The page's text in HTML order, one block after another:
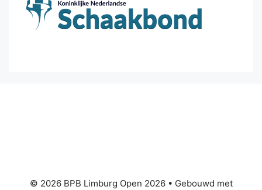
© 2026 BPB Limburg Open 2026• Gebouwd met